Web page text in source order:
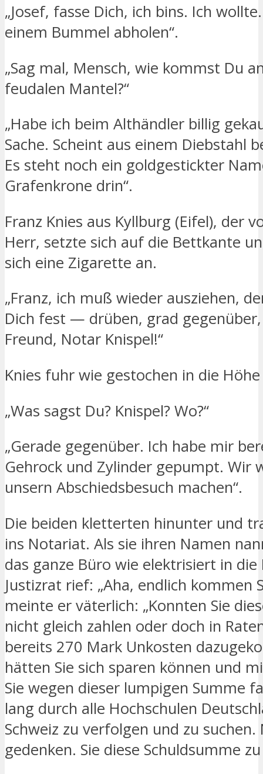
„Josef, fasse Dich, ich bins. Ich
einem Bummel abholen“.
„Sag mal, Mensch, wie kommst Du
feudalen Mantel?“
„Habe ich beim Althändler billig
Sache. Scheint aus einem Diebstahl
Es steht noch ein goldgestickter
Grafenkrone drin“.
Franz Knies aus Kyllburg (Eifel), der
Herr, setzte sich auf die Bettkante
sich eine Zigarette an.
„Franz, ich muß wieder ausziehen,
Dich fest — drüben, grad
Freund, Notar Knispel!“
Knies fuhr wie gestochen in die Höhe
„Was sagst Du? Knispel? Wo?“
„Gerade gegenüber. Ich habe mir
Gehrock und Zylinder gepumpt. Wir
unsern Abschiedsbesuch machen“.
Die beiden kletterten hinunter und
ins Notariat. Als sie ihren Namen
das ganze Büro wie elektrisiert in
Justizrat rief: „Aha, endlich kommen
meinte er väterlich: „Konnten Sie
nicht gleich zahlen oder doch in
bereits 270 Mark Unkosten
hätten Sie sich sparen können und
Sie wegen dieser lumpigen Summe
lang durch alle Hochschulen
Schweiz zu verfolgen und zu suchen.
gedenken. Sie diese Schuldsumme